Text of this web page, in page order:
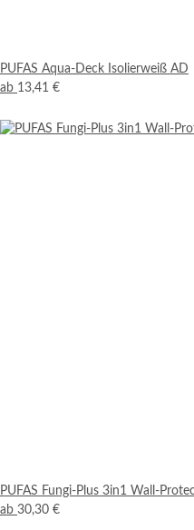
PUFAS Aqua-Deck Isolierweiß AD
ab 13,41 €
PUFAS Fungi-Plus 3in1 Wall-
ab 30,30 €